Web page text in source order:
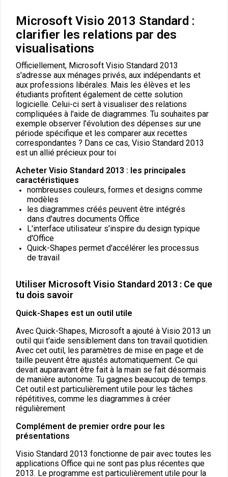
Microsoft Visio 2013 Standard :
clarifier les relations par des
visualisations
Officiellement, Microsoft Visio Standard 2013
s'adresse aux ménages privés, aux indépendants et
aux professions libérales. Mais les élèves et les
étudiants profitent également de cette solution
logicielle. Celui-ci sert à visualiser des relations
compliquées à l'aide de diagrammes. Tu souhaites par
exemple observer l'évolution des dépenses sur une
période spécifique et les comparer aux recettes
correspondantes ? Dans ce cas, Visio Standard 2013
est un allié précieux pour toi
Acheter Visio Standard 2013 : les principales
caractéristiques
nombreuses couleurs, formes et designs comme
modèles
les diagrammes créés peuvent être intégrés
dans d'autres documents Office
L'interface utilisateur s'inspire du design typique
d'Office
Quick-Shapes permet d'accélérer les processus
de travail
Utiliser Microsoft Visio Standard 2013 : Ce que
tu dois savoir
Quick-Shapes est un outil utile
Avec Quick-Shapes, Microsoft a ajouté à Visio 2013 un
outil qui t'aide sensiblement dans ton travail quotidien.
Avec cet outil, les paramètres de mise en page et de
taille peuvent être ajustés automatiquement. Ce qui
devait auparavant être fait à la main se fait désormais
de manière autonome. Tu gagnes beaucoup de temps.
Cet outil est particulièrement utile pour les tâches
répétitives, comme les diagrammes à créer
régulièrement
Complément de premier ordre pour les
présentations
Visio Standard 2013 fonctionne de pair avec toutes les
applications Office qui ne sont pas plus récentes que
2013. Le programme est particulièrement utile pour la